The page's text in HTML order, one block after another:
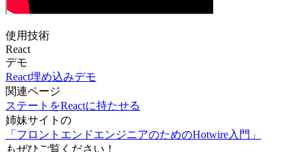
使用技術
React
デモ
React埋め込みデモ
関連ページ
ステートをReactに持たせる
姉妹サイトの
「フロントエンドエンジニアのためのHotwire入門」
もぜひご覧ください！